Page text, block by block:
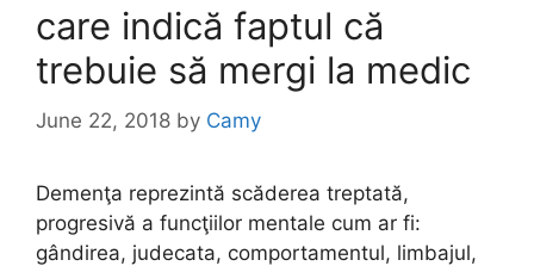
care indică faptul că
trebuie să mergi la medic
June 22, 2018 by Camy
Demenţa reprezintă scăderea treptată,
progresivă a funcţiilor mentale cum ar fi:
gândirea, judecata, comportamentul, limbajul,